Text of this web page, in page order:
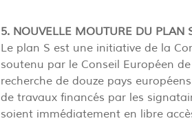
5. NOUVELLE MOUTURE DU PLAN
Le plan S est une initiative de la
soutenu par le Conseil Européen
recherche de douze pays
de travaux financés par les
soient immédiatement en libre